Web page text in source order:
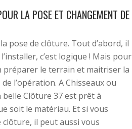
LA POSE ET CHANGEMENT DE
pose de clôture. Tout d’abord, il
c’est logique ! Mais pour
le terrain et maitriser la
l’opération. A Chisseaux ou
belle Clôture 37 est prêt à
soit le matériau. Et si vous
il peut aussi vous